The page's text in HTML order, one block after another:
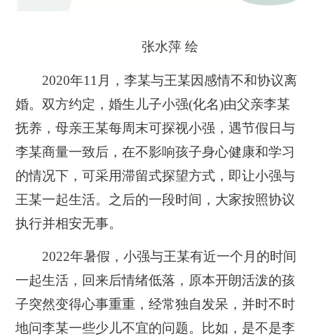
张水萍 绘
2020年11月，李某与王某因感情不和协议离
婚。双方约定，婚生儿子小强(化名)由父亲李某
抚养，母亲王某每周末可探视小强，遇节假日与
李某商量一致后，在不影响孩子身心健康和学习
的情况下，可采用滞留式探望方式，即让小强与
王某一起生活。之后的一段时间，大家按照协议
执行并相安无事。
2022年暑假，小强与王某有近一个月的时间
一起生活，回来后情绪低落，原本开朗活泼的孩
子突然变得心事重重，经常独自发呆，并时不时
地问李某一些少儿不宜的问题。比如，是不是李